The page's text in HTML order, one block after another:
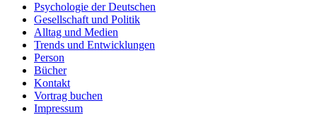
Psychologie der Deutschen
Gesellschaft und Politik
Alltag und Medien
Trends und Entwicklungen
Person
Bücher
Kontakt
Vortrag buchen
Impressum